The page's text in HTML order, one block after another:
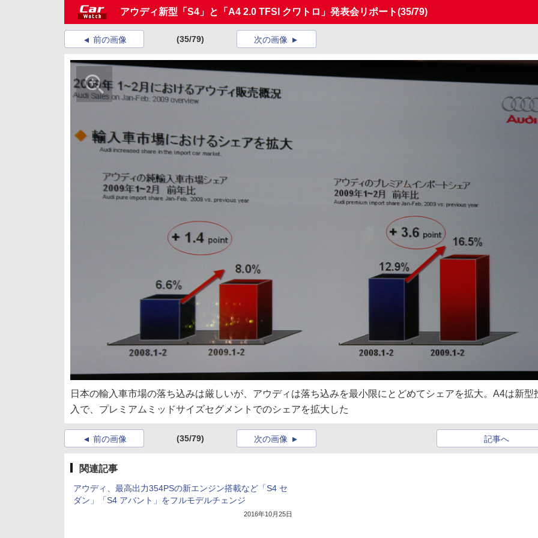
アウディ新型「S4」と「A4 2.0 TFSI クワトロ」発表会リポート(35/79)
前の画像 (35/79) 次の画像
日本の輸入車市場の落ち込みは厳しいが、アウディは落ち込みを最小限にとどめてシェアを拡大。A4は新型
入で、プレミアムミッドサイズセグメントでのシェアを拡大した
前の画像 (35/79) 記事へ
次の画像
関連記事
アウディ、最高出力354PSの新エンジン搭載など「S4 セ
ダン」「S4 アバント」をフルモデルチェンジ
2016年10月25日